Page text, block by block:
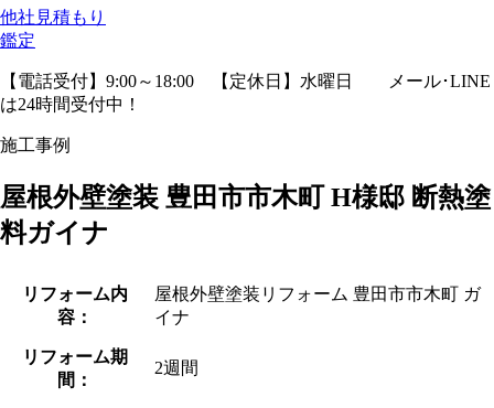
他社見積もり
鑑定
【電話受付】9:00～18:00 【定休日】水曜日
メール･LINE
は24時間受付中！
施工事例
屋根外壁塗装 豊田市市木町 H様邸 断熱塗
料ガイナ
リフォーム内
容：
屋根外壁塗装リフォーム 豊田市市木町 ガ
イナ
リフォーム期
間：
2週間